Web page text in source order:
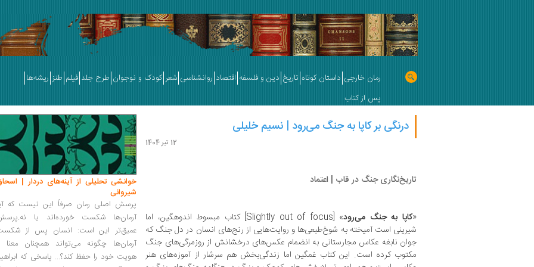
رمان خارجی داستان کوتاه تاریخ دین و فلسفه اقتصاد روانشناسی شعر کودک و نوجوان طرح جلد فیلم طنز ریشه‌ها
پس از کتاب
درنگی بر کاپا به جنگ می‌رود | نسیم خلیلی
12 تیر 1404
تاریخ‌نگاری جنگ‌ در قاب | اعتماد
«کاپا به جنگ می‌رود
» [Slightly out of focus] کتاب مبسوط اندوهگین، اما
شیرینی است آمیخته به شوخ‌طبعی‌ها و روایت‌هایی از رنج‌های انسان در دل جنگ که
جوان نابغه عکاس مجارستانی به انضمام عکس‌های درخشانش از روزمرگی‌های جنگ
مکتوب کرده است. این کتاب غمگین اما زندگی‌بخش هم سرشار از آموزه‌های هنر
خوانشی تحلیلی از آینه‌های دردار |
شیروانی
پرسش اصلی رمان صرفاً این نیست که
آرمان‌ها شکست خورده‌اند یا
عمیق‌تر این است: انسان پس از
آرمان‌ها چگونه می‌تواند همچنان معنا
هویت خود را حفظ کند؟... پاسخی که